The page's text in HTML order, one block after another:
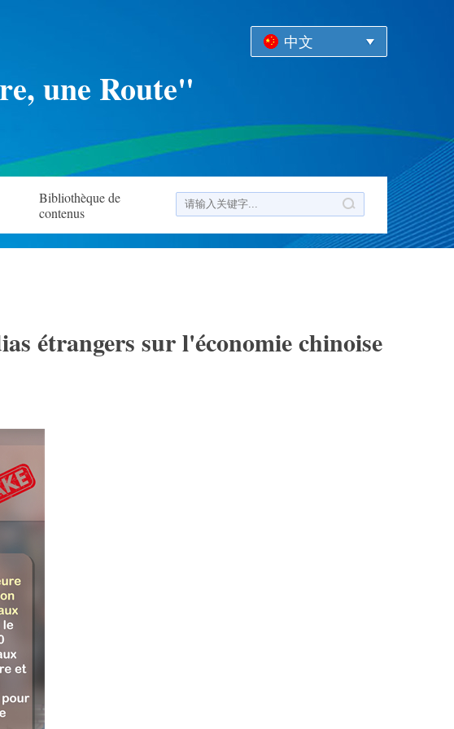
中文
une Route"
Bibliothèque de
contenus
étrangers sur l'économie chinoise